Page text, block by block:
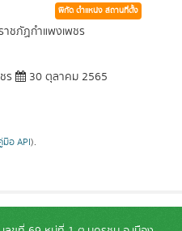
พิกัด ตำแหน่ง สถานที่ตั้ง
ชภัฏกำแพงเพชร
ร 30 ตุลาคม 2565
มือ API).